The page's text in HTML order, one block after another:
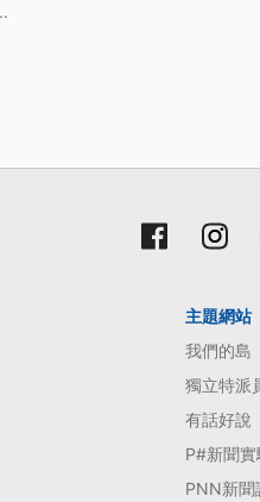
主題網站
我們的島
獨立特派
有話好說
P#新聞實
PNN新聞